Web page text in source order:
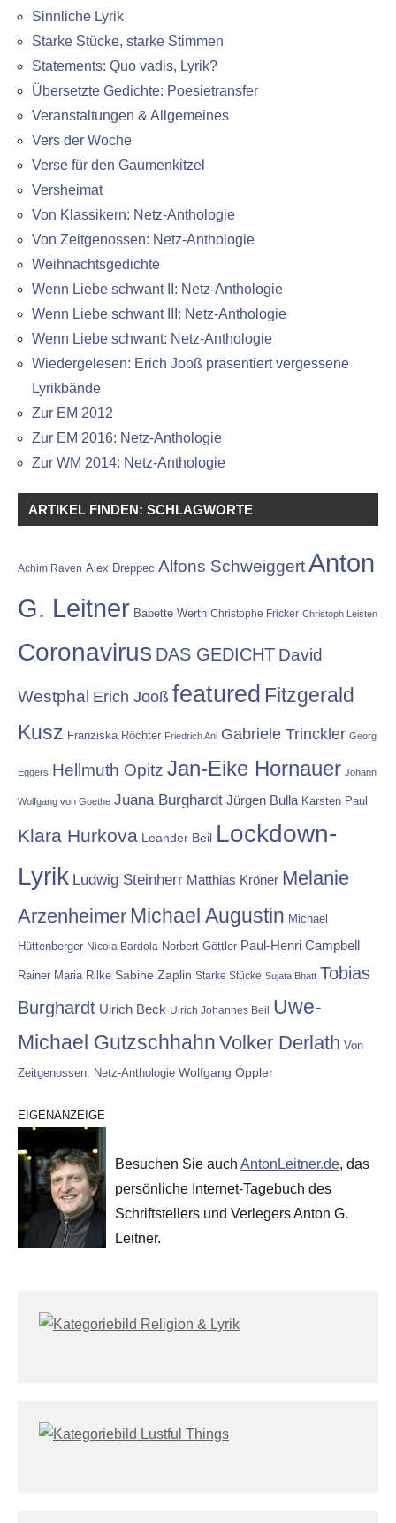
Sinnliche Lyrik
Starke Stücke, starke Stimmen
Statements: Quo vadis, Lyrik?
Übersetzte Gedichte: Poesietransfer
Veranstaltungen & Allgemeines
Vers der Woche
Verse für den Gaumenkitzel
Versheimat
Von Klassikern: Netz-Anthologie
Von Zeitgenossen: Netz-Anthologie
Weihnachtsgedichte
Wenn Liebe schwant II: Netz-Anthologie
Wenn Liebe schwant III: Netz-Anthologie
Wenn Liebe schwant: Netz-Anthologie
Wiedergelesen: Erich Jooß präsentiert vergessene
Lyrikbände
Zur EM 2012
Zur EM 2016: Netz-Anthologie
Zur WM 2014: Netz-Anthologie
ARTIKEL FINDEN: SCHLAGWORTE
Achim Raven Alex Dreppec Alfons Schweiggert Anton
G. Leitner Babette Werth Christophe Fricker Christoph Leisten
Coronavirus DAS GEDICHT David
Westphal Erich Jooß featured Fitzgerald
Kusz Franziska Röchter Friedrich Ani Gabriele Trinckler Georg
Eggers Hellmuth Opitz Jan-Eike Hornauer Johann
Wolfgang von Goethe Juana Burghardt Jürgen Bulla Karsten Paul
Klara Hurkova Leander Beil Lockdown-
Lyrik Ludwig Steinherr Matthias Kröner Melanie
Arzenheimer Michael Augustin Michael
Hüttenberger Nicola Bardola Norbert Göttler Paul-Henri Campbell
Rainer Maria Rilke Sabine Zaplin Starke Stücke Sujata Bhatt Tobias
Burghardt Ulrich Beck Ulrich Johannes Beil Uwe-
Michael Gutzschhahn Volker Derlath Von
Zeitgenossen: Netz-Anthologie Wolfgang Oppler
EIGENANZEIGE
Besuchen Sie auch AntonLeitner.de, das
persönliche Internet-Tagebuch des
Schriftstellers und Verlegers Anton G.
Leitner.